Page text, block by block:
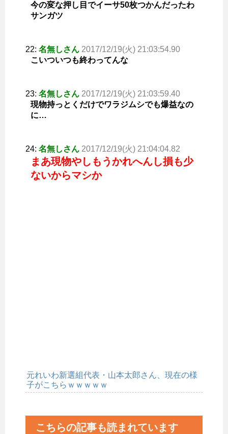
今の変な押し目でイーサ50枚つかんだったわ
サンガツ
22: 名無しさん 2017/12/19(火) 21:03:54.90
こいついつも終わってんな
23: 名無しさん 2017/12/19(火) 21:03:59.40
現物持っとくだけでワラジムシでも爆益なの
に…
24: 名無しさん 2017/12/19(火) 21:04:04.82
まあ現物やしもうかれへんし損も少
ないからマシか
元れいわ新選組代表・山本太郎さん、現在の様
子がこちらｗｗｗｗｗ
こちらの記事も読まれています